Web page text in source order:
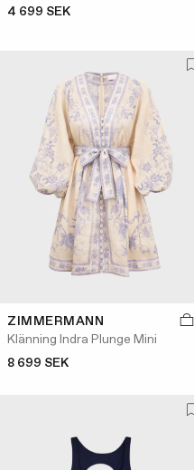
4 699 SEK
ZIMMERMANN
Klänning Indra Plunge Mini
8 699 SEK